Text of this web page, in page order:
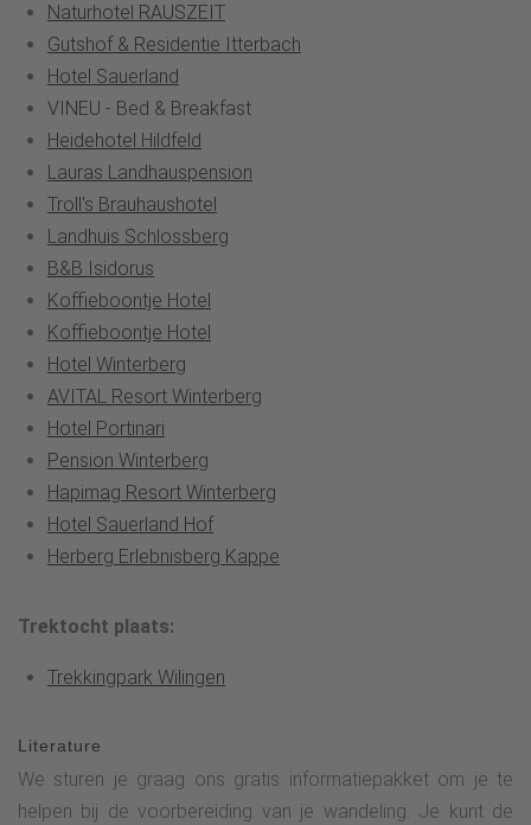
Naturhotel RAUSZEIT
Gutshof & Residentie Itterbach
Hotel Sauerland
VINEU - Bed & Breakfast
Heidehotel Hildfeld
Lauras Landhauspension
Troll's Brauhaushotel
Landhuis Schlossberg
B&B Isidorus
Koffieboontje Hotel
Koffieboontje Hotel
Hotel Winterberg
AVITAL Resort Winterberg
Hotel Portinari
Pension Winterberg
Hapimag Resort Winterberg
Hotel Sauerland Hof
Herberg Erlebnisberg Kappe
Trektocht plaats:
Trekkingpark Wilingen
Literature
We sturen je graag ons gratis informatiepakket om je te
helpen bij de voorbereiding van je wandeling. Je kunt de